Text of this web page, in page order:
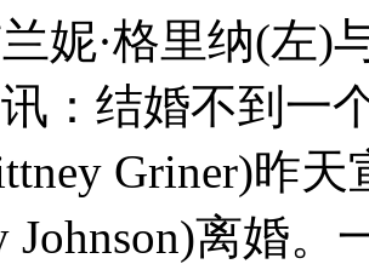
妮·格里纳(
：结婚不到一
Griner)昨
Johnson)离婚